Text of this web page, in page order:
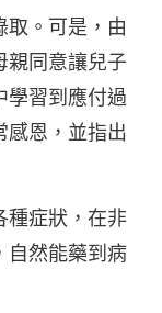
取。可是，由
親同意讓兒子
學習到應付過
恩，並指出
種症狀，在非
自然能藥到病